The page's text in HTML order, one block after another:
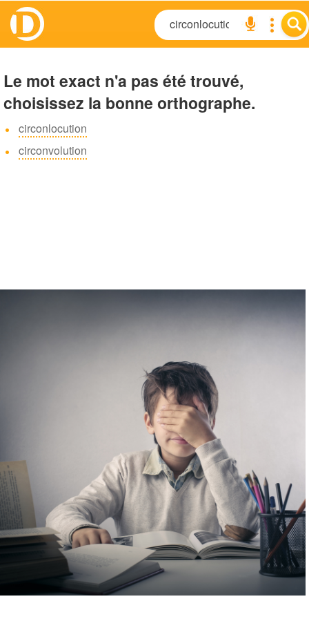
Le mot exact n'a pas été trouvé,
choisissez la bonne orthographe.
circonlocution
circonvolution